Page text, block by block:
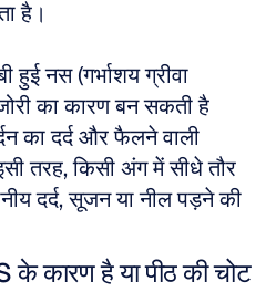
है।
हुई नस (गर्भाशय ग्रीवा
का कारण बन सकती है
का दर्द और फैलने वाली
तरह, किसी अंग में सीधे तौर
दर्द, सूजन या नील पड़ने की
के कारण है या पीठ की चोट